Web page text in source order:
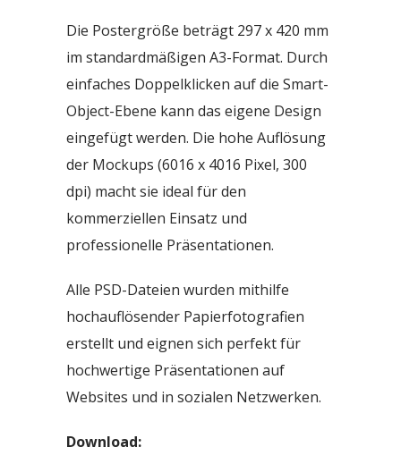
Die Postergröße beträgt 297 x 420 mm
im standardmäßigen A3-Format. Durch
einfaches Doppelklicken auf die Smart-
Object-Ebene kann das eigene Design
eingefügt werden. Die hohe Auflösung
der Mockups (6016 x 4016 Pixel, 300
dpi) macht sie ideal für den
kommerziellen Einsatz und
professionelle Präsentationen.
Alle PSD-Dateien wurden mithilfe
hochauflösender Papierfotografien
erstellt und eignen sich perfekt für
hochwertige Präsentationen auf
Websites und in sozialen Netzwerken.
Download: